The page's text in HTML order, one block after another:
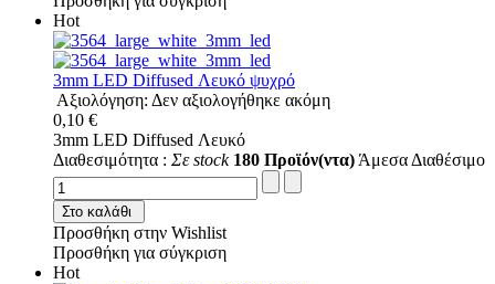
Hot
3mm LED Diffused Λευκό ψυχρό
Αξιολόγηση: Δεν αξιολογήθηκε ακόμη
0,10 €
3mm LED Diffused Λευκό
Διαθεσιμότητα : Σε stock 180 Προϊόν(ντα) Άμεσα Διαθέσιμο
Στο καλάθι
Προσθήκη στην Wishlist
Προσθήκη για σύγκριση
Hot